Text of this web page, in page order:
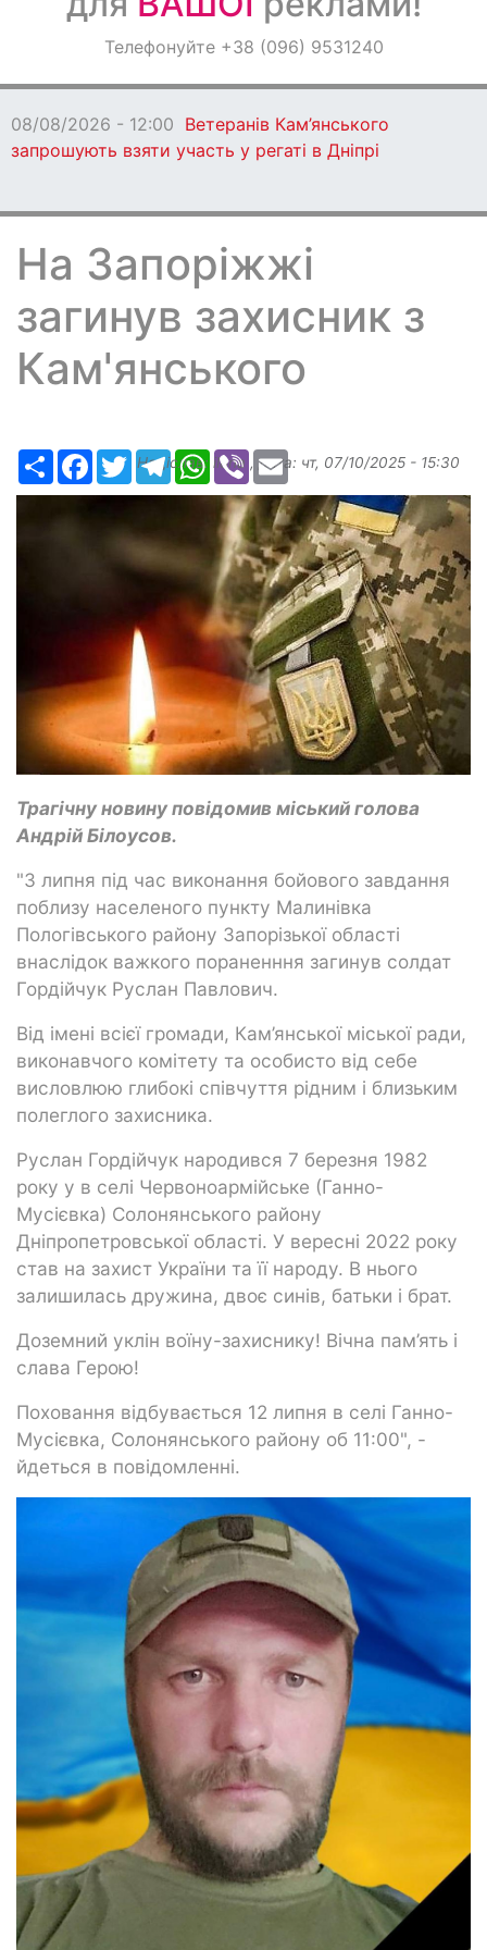
ОголошенняТелефонуйте +38 (096) 9531240
08/08/2026 - 12:00 Ветеранів Кам’янського
запрошують взяти участь у регаті в Дніпрі
На Запоріжжі
загинув захисник з
Кам'янського
РесурсFacebook
TwitterTelegramWhatsApp
ViberEmail
Надіслав: ilona , дата: чт, 07/10/2025 - 15:30
Трагічну новину повідомив міський голова
Андрій Білоусов.
"3 липня під час виконання бойового завдання
поблизу населеного пункту Малинівка
Пологівського району Запорізької області
внаслідок важкого пораненння загинув солдат
Гордійчук Руслан Павлович.
Від імені всієї громади, Кам’янської міської ради,
виконавчого комітету та особисто від себе
висловлюю глибокі співчуття рідним і близьким
полеглого захисника.
Руслан Гордійчук народився 7 березня 1982
року у в селі Червоноармійське (Ганно-
Мусієвка) Солонянського району
Дніпропетровської області. У вересні 2022 року
став на захист України та її народу. В нього
залишилась дружина, двоє синів, батьки і брат.
Доземний уклін воїну-захиснику! Вічна пам’ять і
слава Герою!
Поховання відбувається 12 липня в селі Ганно-
Мусієвка, Солонянського району об 11:00", -
йдеться в повідомленні.